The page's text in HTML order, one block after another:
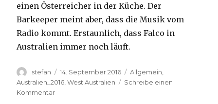
einen Österreicher in der Küche. Der
Barkeeper meint aber, dass die Musik vom
Radio kommt. Erstaunlich, dass Falco in
Australien immer noch läuft.
Autor
stefan
Veröffentlicht
am
14. September 2016 Kategorien
Allgemein
Australien_2016 ,West Australien
Schreibe einen
Kommentarzu